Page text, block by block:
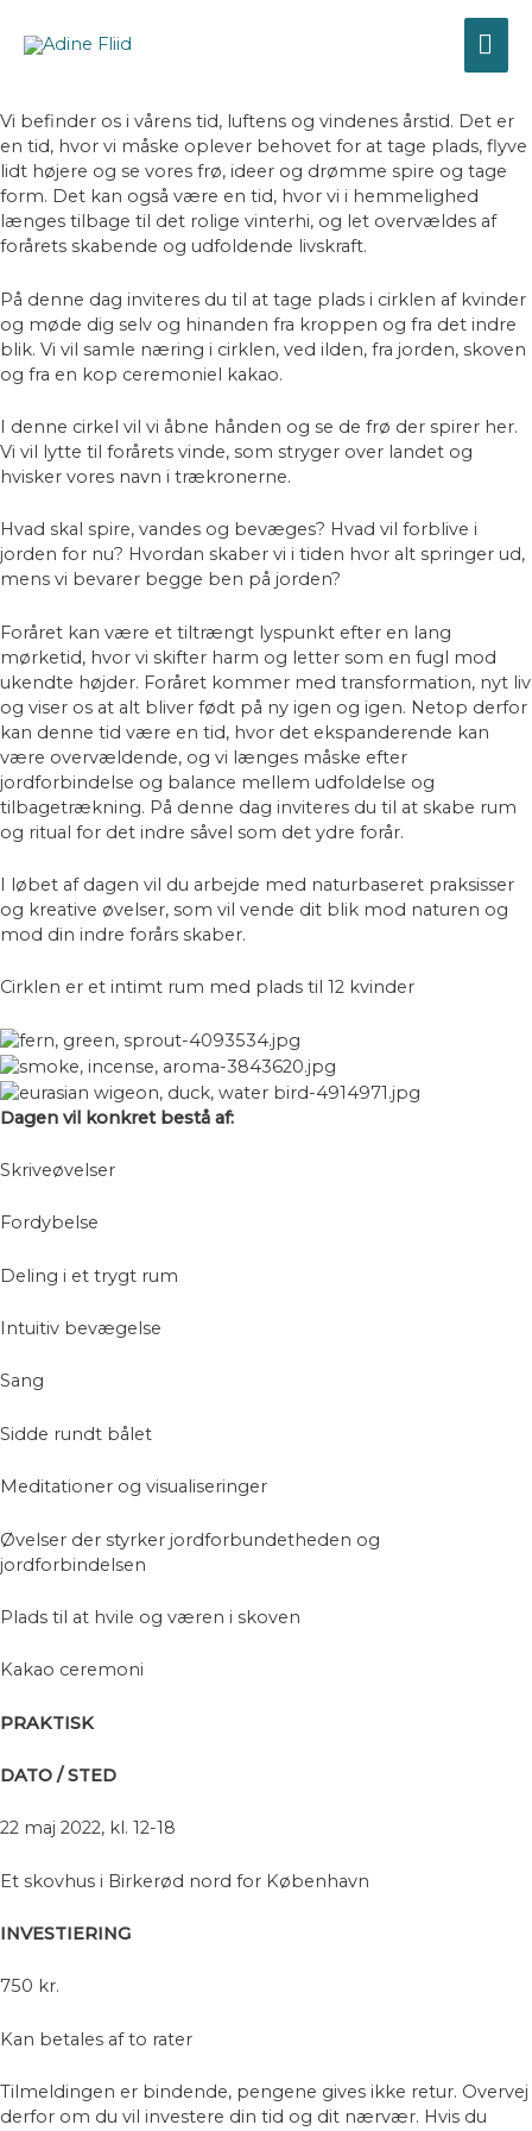
indholdet
Forårs Cirkel
Vi befinder os i vårens tid, luftens og vindenes årstid. Det er
en tid, hvor vi måske oplever behovet for at tage plads, flyve
lidt højere og se vores frø, ideer og drømme spire og tage
form. Det kan også være en tid, hvor vi i hemmelighed
længes tilbage til det rolige vinterhi, og let overvældes af
forårets skabende og udfoldende livskraft.
På denne dag inviteres du til at tage plads i cirklen af kvinder
og møde dig selv og hinanden fra kroppen og fra det indre
blik. Vi vil samle næring i cirklen, ved ilden, fra jorden, skoven
og fra en kop ceremoniel kakao.
I denne cirkel vil vi åbne hånden og se de frø der spirer her.
Vi vil lytte til forårets vinde, som stryger over landet og
hvisker vores navn i trækronerne.
Hvad skal spire, vandes og bevæges? Hvad vil forblive i
jorden for nu? Hvordan skaber vi i tiden hvor alt springer ud,
mens vi bevarer begge ben på jorden?
Foråret kan være et tiltrængt lyspunkt efter en lang
mørketid, hvor vi skifter harm og letter som en fugl mod
ukendte højder. Foråret kommer med transformation, nyt liv
og viser os at alt bliver født på ny igen og igen. Netop derfor
kan denne tid være en tid, hvor det ekspanderende kan
være overvældende, og vi længes måske efter
jordforbindelse og balance mellem udfoldelse og
tilbagetrækning. På denne dag inviteres du til at skabe rum
og ritual for det indre såvel som det ydre forår.
I løbet af dagen vil du arbejde med naturbaseret praksisser
og kreative øvelser, som vil vende dit blik mod naturen og
mod din indre forårs skaber.
Cirklen er et intimt rum med plads til 12 kvinder
Dagen vil konkret bestå af:
Skriveøvelser
Fordybelse
Deling i et trygt rum
Intuitiv bevægelse
Sang
Sidde rundt bålet
Meditationer og visualiseringer
Øvelser der styrker jordforbundetheden og
jordforbindelsen
Plads til at hvile og væren i skoven
Kakao ceremoni
PRAKTISK
DATO / STED
22 maj 2022, kl. 12-18
Et skovhus i Birkerød nord for København
INVESTIERING
750 kr.
Kan betales af to rater
Tilmeldingen er bindende, pengene gives ikke retur. Overvej
derfor om du vil investere din tid og dit nærvær. Hvis du